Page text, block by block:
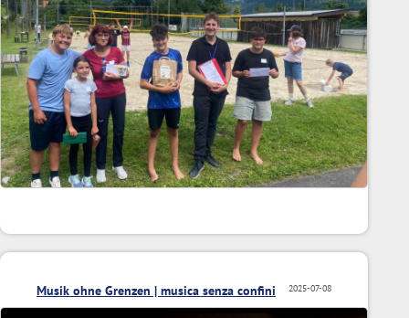
2025-07-08
Musik ohne Grenzen | musica senza confini